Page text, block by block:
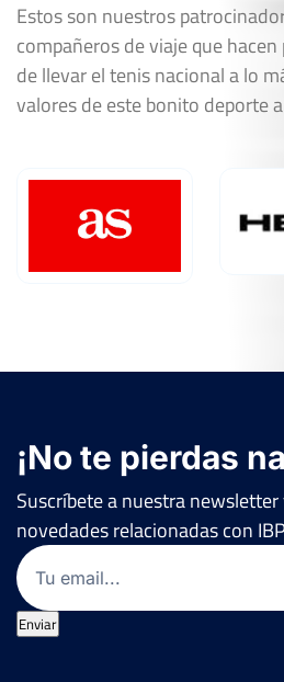
Estos son nuestros
compañeros de viaje que
de llevar el tenis nacional a lo
valores de este bonito deporte
¡No te pierdas
Suscríbete a nuestra
novedades relacionadas con
Email
Enviar